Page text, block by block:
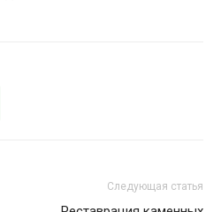
Следующая статья